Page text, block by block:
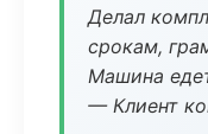
Делал
срокам,
Машина
— Клиент